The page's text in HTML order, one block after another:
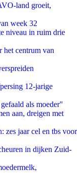
land groeit,
week 32
niveau in ruim drie
het centrum van
12-jarige
als moeder"
aan, dreigen met
zes jaar cel en tbs voor
in dijken Zuid-